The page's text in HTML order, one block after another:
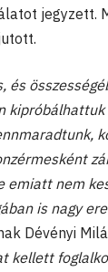
jegyzett.
és
emiatt nem
is nagy
Dévényi
kellett